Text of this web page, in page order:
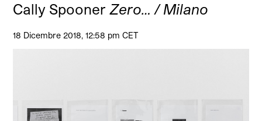
Cally SpoonerZero… / Milano
18 Dicembre 2018, 12:58 pm CET